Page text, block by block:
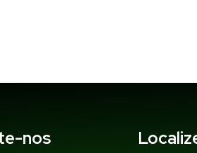
nos